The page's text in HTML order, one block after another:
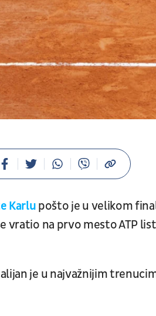
Karlu pošto je u velikom
vratio na prvo mesto ATP
je u najvažnijim